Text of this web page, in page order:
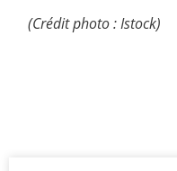
(Crédit photo : Istock)